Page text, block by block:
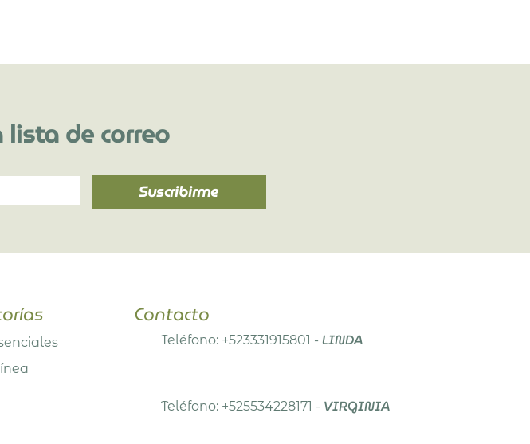
de correo
Suscribirme
Contacto
​Teléfono: +523331915801 - LINDA
​Teléfono: +525534228171 - VIRGINIA